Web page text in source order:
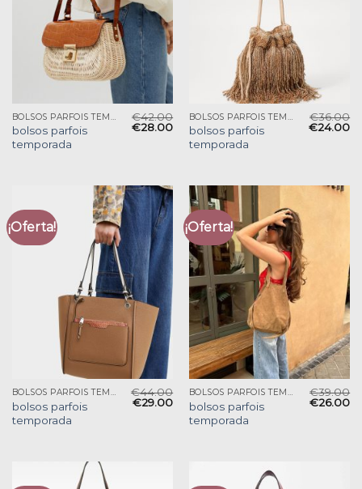
BOLSOS PARFOIS TEMPORADA
bolsos parfois
temporada
€42.00
€28.00
BOLSOS PARFOIS TEMPORADA
bolsos parfois
temporada
€36.00
€24.00
¡Oferta!
BOLSOS PARFOIS TEMPORADA
bolsos parfois
temporada
€44.00
€29.00
¡Oferta!
BOLSOS PARFOIS TEMPORADA
bolsos parfois
temporada
€39.00
€26.00